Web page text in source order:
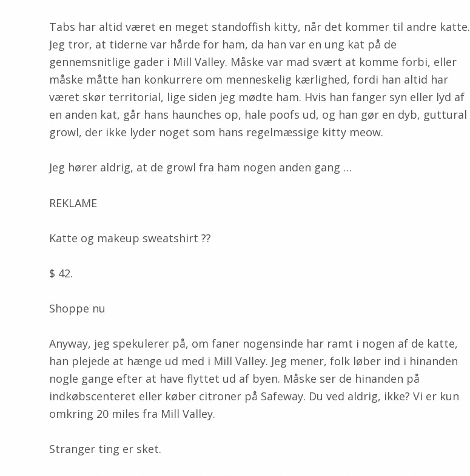
Tabs har altid været en meget standoffish kitty, når det kommer til andre katte.
Jeg tror, ​​at tiderne var hårde for ham, da han var en ung kat på de
gennemsnitlige gader i Mill Valley. Måske var mad svært at komme forbi, eller
måske måtte han konkurrere om menneskelig kærlighed, fordi han altid har
været skør territorial, lige siden jeg mødte ham. Hvis han fanger syn eller lyd af
en anden kat, går hans haunches op, hale poofs ud, og han gør en dyb, guttural
growl, der ikke lyder noget som hans regelmæssige kitty meow.
Jeg hører aldrig, at de growl fra ham nogen anden gang …
REKLAME
Katte og makeup sweatshirt ??
$ 42.
Shoppe nu
Anyway, jeg spekulerer på, om faner nogensinde har ramt i nogen af ​​de katte,
han plejede at hænge ud med i Mill Valley. Jeg mener, folk løber ind i hinanden
nogle gange efter at have flyttet ud af byen. Måske ser de hinanden på
indkøbscenteret eller køber citroner på Safeway. Du ved aldrig, ikke? Vi er kun
omkring 20 miles fra Mill Valley.
Stranger ting er sket.